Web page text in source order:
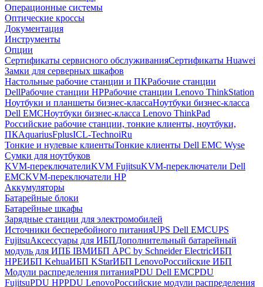
Операционные системы
Оптические кроссы
Документация
Инструменты
Опции
Сертификаты сервисного обслуживанияСертификаты Huawei
Замки для серверных шкафов
Настольные рабочие станции и ПКРабочие станции
DellРабочие станции HPРабочие станции Lenovo ThinkStation
Ноутбуки и планшеты бизнес-классаНоутбуки бизнес-класса
Dell EMCНоутбуки бизнес-класса Lenovo ThinkPad
Российские рабочие станции, тонкие клиенты, ноутбуки,
ПКAquariusFplusICL-TechnoiRu
Тонкие и нулевые клиентыТонкие клиенты Dell EMC Wyse
Сумки для ноутбуков
KVM-переключателиKVM FujitsuKVM-переключатели Dell
EMCKVM-переключатели HP
Аккумуляторы
Батарейные блоки
Батарейные шкафы
Зарядные станции для электромобилей
Источники бесперебойного питанияUPS Dell EMCUPS
FujitsuАксессуары для ИБПДополнительный батарейный
модуль для ИПБ IBMИБП APC by Schneider ElectricИБП
HPEИБП KehuaИБП KStarИБП LenovoРоссийские ИБП
Модули распределения питанияPDU Dell EMCPDU
FujitsuPDU HPPDU LenovoРоссийские модули распределения